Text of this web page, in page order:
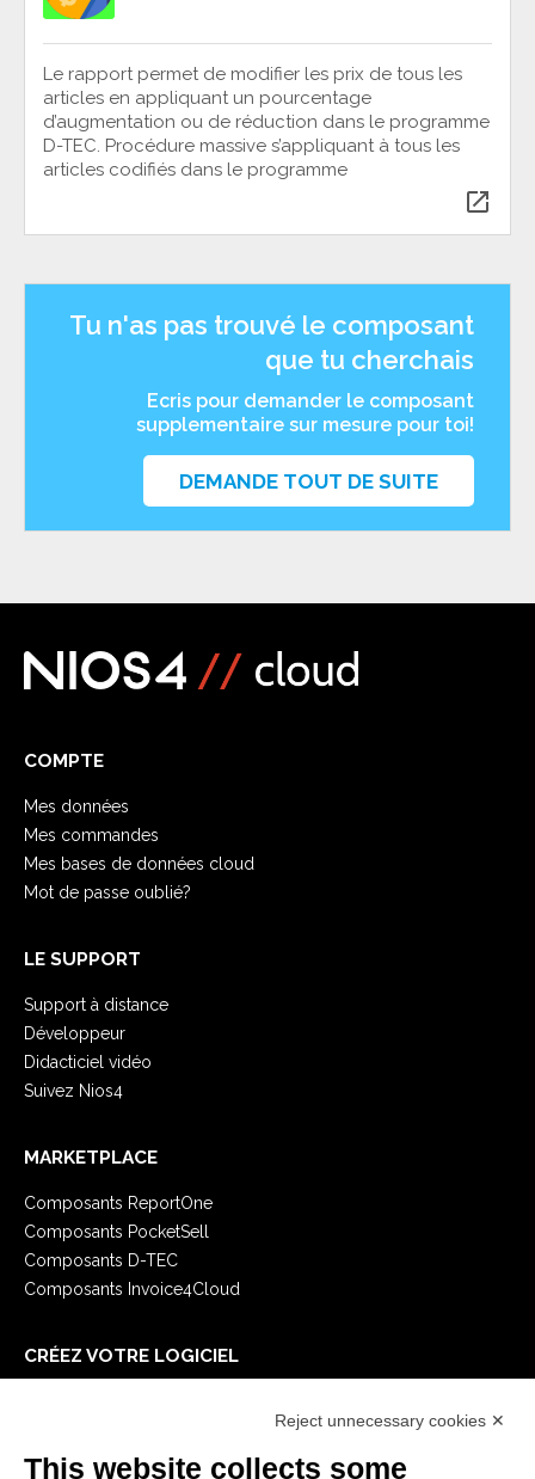
Le rapport permet de modifier les prix de tous les
articles en appliquant un pourcentage
d’augmentation ou de réduction dans le programme
D-TEC. Procédure massive s’appliquant à tous les
articles codifiés dans le programme
open_in_new
Tu n'as pas trouvé le composant
que tu cherchais
Ecris pour demander le composant
supplementaire sur mesure pour toi!
DEMANDE TOUT DE SUITE
COMPTE
Mes données
Mes commandes
Mes bases de données cloud
Mot de passe oublié?
LE SUPPORT
Support à distance
Développeur
Didacticiel vidéo
Suivez Nios4
MARKETPLACE
Composants ReportOne
Composants PocketSell
Composants D-TEC
Composants Invoice4Cloud
CRÉEZ VOTRE LOGICIEL
E-Book
Reject unnecessary cookies ✕
This website collects some